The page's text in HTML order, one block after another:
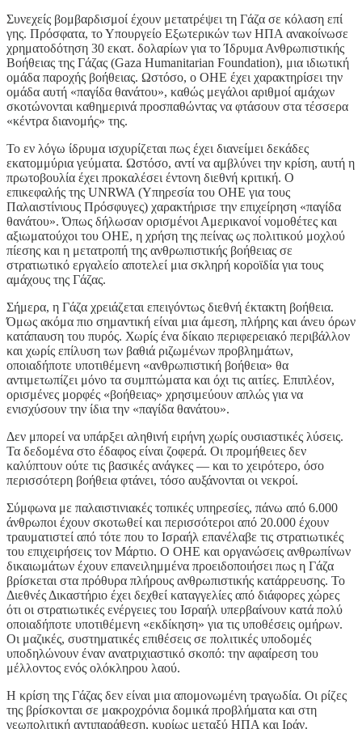
Συνεχείς βομβαρδισμοί έχουν μετατρέψει τη Γάζα σε κόλαση επί
γης. Πρόσφατα, το Υπουργείο Εξωτερικών των ΗΠΑ ανακοίνωσε
χρηματοδότηση 30 εκατ. δολαρίων για το Ίδρυμα Ανθρωπιστικής
Βοήθειας της Γάζας (Gaza Humanitarian Foundation), μια ιδιωτική
ομάδα παροχής βοήθειας. Ωστόσο, ο ΟΗΕ έχει χαρακτηρίσει την
ομάδα αυτή «παγίδα θανάτου», καθώς μεγάλοι αριθμοί αμάχων
σκοτώνονται καθημερινά προσπαθώντας να φτάσουν στα τέσσερα
«κέντρα διανομής» της.
Το εν λόγω ίδρυμα ισχυρίζεται πως έχει διανείμει δεκάδες
εκατομμύρια γεύματα. Ωστόσο, αντί να αμβλύνει την κρίση, αυτή η
πρωτοβουλία έχει προκαλέσει έντονη διεθνή κριτική. Ο
επικεφαλής της UNRWA (Υπηρεσία του ΟΗΕ για τους
Παλαιστίνιους Πρόσφυγες) χαρακτήρισε την επιχείρηση «παγίδα
θανάτου». Όπως δήλωσαν ορισμένοι Αμερικανοί νομοθέτες και
αξιωματούχοι του ΟΗΕ, η χρήση της πείνας ως πολιτικού μοχλού
πίεσης και η μετατροπή της ανθρωπιστικής βοήθειας σε
στρατιωτικό εργαλείο αποτελεί μια σκληρή κοροϊδία για τους
αμάχους της Γάζας.
Σήμερα, η Γάζα χρειάζεται επειγόντως διεθνή έκτακτη βοήθεια.
Όμως ακόμα πιο σημαντική είναι μια άμεση, πλήρης και άνευ όρων
κατάπαυση του πυρός. Χωρίς ένα δίκαιο περιφερειακό περιβάλλον
και χωρίς επίλυση των βαθιά ριζωμένων προβλημάτων,
οποιαδήποτε υποτιθέμενη «ανθρωπιστική βοήθεια» θα
αντιμετωπίζει μόνο τα συμπτώματα και όχι τις αιτίες. Επιπλέον,
ορισμένες μορφές «βοήθειας» χρησιμεύουν απλώς για να
ενισχύσουν την ίδια την «παγίδα θανάτου».
Δεν μπορεί να υπάρξει αληθινή ειρήνη χωρίς ουσιαστικές λύσεις.
Τα δεδομένα στο έδαφος είναι ζοφερά. Οι προμήθειες δεν
καλύπτουν ούτε τις βασικές ανάγκες — και το χειρότερο, όσο
περισσότερη βοήθεια φτάνει, τόσο αυξάνονται οι νεκροί.
Σύμφωνα με παλαιστινιακές τοπικές υπηρεσίες, πάνω από 6.000
άνθρωποι έχουν σκοτωθεί και περισσότεροι από 20.000 έχουν
τραυματιστεί από τότε που το Ισραήλ επανέλαβε τις στρατιωτικές
του επιχειρήσεις τον Μάρτιο. Ο ΟΗΕ και οργανώσεις ανθρωπίνων
δικαιωμάτων έχουν επανειλημμένα προειδοποιήσει πως η Γάζα
βρίσκεται στα πρόθυρα πλήρους ανθρωπιστικής κατάρρευσης. Το
Διεθνές Δικαστήριο έχει δεχθεί καταγγελίες από διάφορες χώρες
ότι οι στρατιωτικές ενέργειες του Ισραήλ υπερβαίνουν κατά πολύ
οποιαδήποτε υποτιθέμενη «εκδίκηση» για τις υποθέσεις ομήρων.
Οι μαζικές, συστηματικές επιθέσεις σε πολιτικές υποδομές
υποδηλώνουν έναν ανατριχιαστικό σκοπό: την αφαίρεση του
μέλλοντος ενός ολόκληρου λαού.
Η κρίση της Γάζας δεν είναι μια απομονωμένη τραγωδία. Οι ρίζες
της βρίσκονται σε μακροχρόνια δομικά προβλήματα και στη
γεωπολιτική αντιπαράθεση, κυρίως μεταξύ ΗΠΑ και Ιράν.